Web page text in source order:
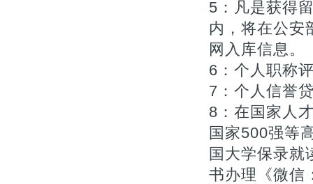
5：凡是获得
内，将在公安
网入库信息。
6：个人职称
7：个人信誉
8：在国家人
国家500强等
国大学保录就
书办理《微信